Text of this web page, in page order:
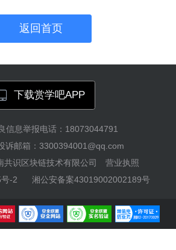
返回首页
下载赏学吧APP
信息举报电话：18073044791
诉邮箱：3300394001@qq.com
共识区块链技术有限公司
营业执照
-2
湘公安备案43019002002189号